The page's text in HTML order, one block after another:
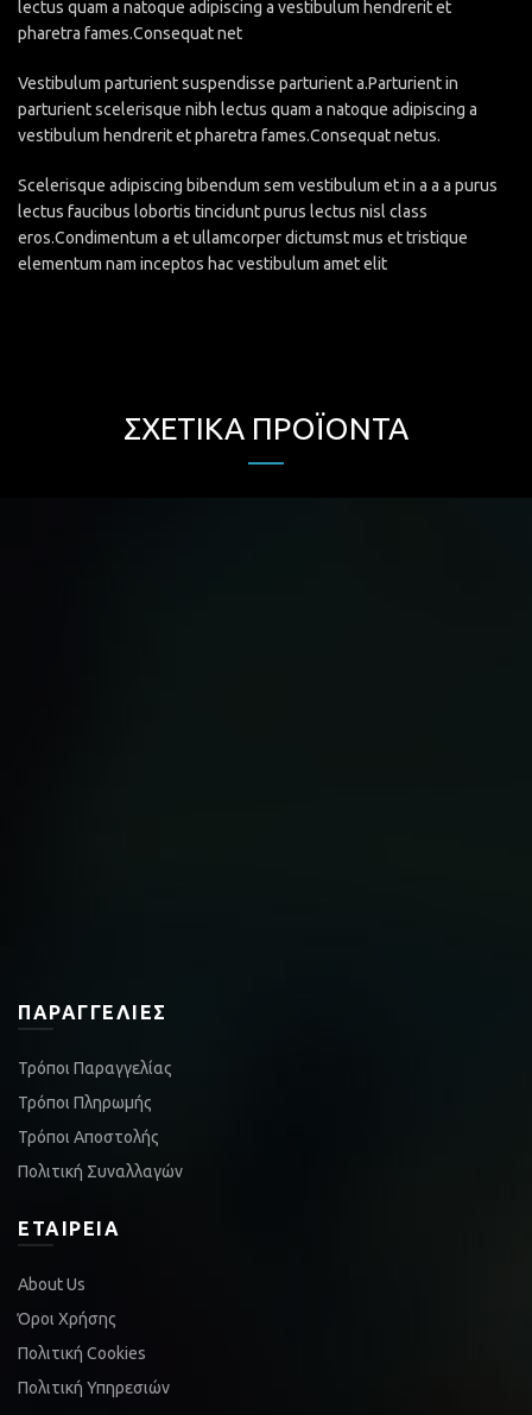
lectus quam a natoque adipiscing a vestibulum hendrerit et
pharetra fames.Consequat net
Vestibulum parturient suspendisse parturient a.Parturient in
parturient scelerisque nibh lectus quam a natoque adipiscing a
vestibulum hendrerit et pharetra fames.Consequat netus.
Scelerisque adipiscing bibendum sem vestibulum et in a a a purus
lectus faucibus lobortis tincidunt purus lectus nisl class
eros.Condimentum a et ullamcorper dictumst mus et tristique
elementum nam inceptos hac vestibulum amet elit
ΣΧΕΤΙΚΆ ΠΡΟΪΌΝΤΑ
ΠΑΡΑΓΓΕΛΊΕΣ
Τρόποι Παραγγελίας
Τρόποι Πληρωμής
Τρόποι Αποστολής
Πολιτική Συναλλαγών
ΕΤΑΙΡΕΊΑ
About Us
Όροι Χρήσης
Πολιτική Cookies
Πολιτική Υπηρεσιών